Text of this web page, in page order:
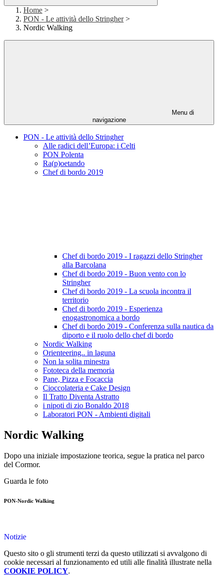
Home >
PON - Le attività dello Stringher >
Nordic Walking
Menu di
navigazione
PON - Le attività dello Stringher
Alle radici dell’Europa: i Celti
PON Polenta
Ra(p)oetando
Chef di bordo 2019
Chef di bordo 2019 - I ragazzi dello Stringher
alla Barcolana
Chef di bordo 2019 - Buon vento con lo
Stringher
Chef di bordo 2019 - La scuola incontra il
territorio
Chef di bordo 2019 - Esperienza
enogastronomica a bordo
Chef di bordo 2019 - Conferenza sulla nautica da
diporto e il ruolo dello chef di bordo
Nordic Walking
Orienteering.. in laguna
Non la solita minestra
Fototeca della memoria
Pane, Pizza e Focaccia
Cioccolateria e Cake Design
Il Tratto Diventa Astratto
i nipoti di zio Bonaldo 2018
Laboratori PON - Ambienti digitali
Nordic Walking
Dopo una iniziale impostazione teorica, segue la pratica nel parco
del Cormor.
Guarda le foto
PON-Nordic Walking
Notizie
Questo sito o gli strumenti terzi da questo utilizzati si avvalgono di
cookie necessari al funzionamento ed utili alle finalità illustrate nella
COOKIE POLICY.